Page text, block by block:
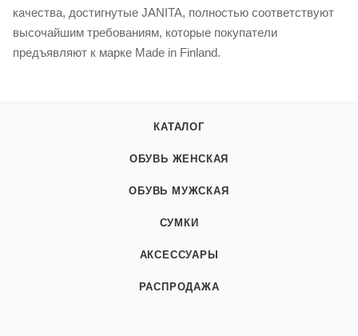
качества, достигнутые JANITA, полностью соответствуют
высочайшим требованиям, которые покупатели
предъявляют к марке Made in Finland.
КАТАЛОГ
ОБУВЬ ЖЕНСКАЯ
ОБУВЬ МУЖСКАЯ
СУМКИ
АКСЕССУАРЫ
РАСПРОДАЖА